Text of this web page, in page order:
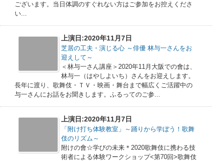
ございます。当日体調のすぐれない方はご参加をお控えくださ
い...
上演日:2020年11月7日
芝居の工夫・演じる心 ～俳優 林与一さんをお
迎えして～
＜林与一さん講座＞2020年11月大阪での會は、
林与一（はやしよいち）さんをお迎えします。
長年に渡り、歌舞伎・ＴＶ・映画・舞台まで幅広くご活躍中の
与一さんにお話をお聞きします。ふるってのご参...
上演日:2020年11月7日
「附け打ち体験教室」～踊りから学ぼう！歌舞
伎のリズム～
附けの會☆学びの未来＊2020歌舞伎に携わる技
術者による体験ワークショップ<第70回>歌舞伎